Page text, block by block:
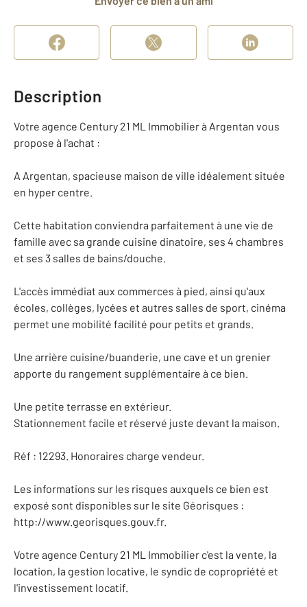
Description
Votre agence Century 21 ML Immobilier à Argentan vous
propose à l'achat :
A Argentan, spacieuse maison de ville idéalement située
en hyper centre.
Cette habitation conviendra parfaitement à une vie de
famille avec sa grande cuisine dinatoire, ses 4 chambres
et ses 3 salles de bains/douche.
L'accès immédiat aux commerces à pied, ainsi qu'aux
écoles, collèges, lycées et autres salles de sport, cinéma
permet une mobilité facilité pour petits et grands.
Une arrière cuisine/buanderie, une cave et un grenier
apporte du rangement supplémentaire à ce bien.
Une petite terrasse en extérieur.
Stationnement facile et réservé juste devant la maison.
Réf : 12293. Honoraires charge vendeur.
Les informations sur les risques auxquels ce bien est
exposé sont disponibles sur le site Géorisques :
http://www.georisques.gouv.fr.
Votre agence Century 21 ML Immobilier c'est la vente, la
location, la gestion locative, le syndic de copropriété et
l'investissement locatif.